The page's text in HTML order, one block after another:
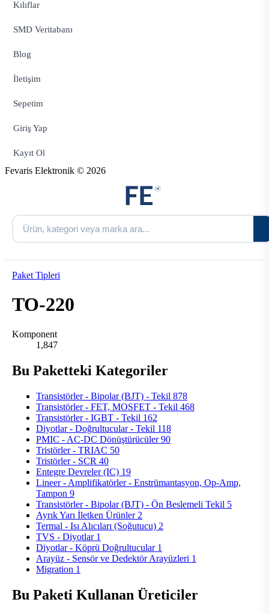
Kılıflar
SMD Veritabanı
Blog
İletişim
Sepetim
Giriş Yap
Kayıt Ol
Fevaris Elektronik © 2026
Paket Tipleri
TO-220
Komponent
1,847
Bu Paketteki Kategoriler
Transistörler - Bipolar (BJT) - Tekil 878
Transistörler - FET, MOSFET - Tekil 468
Transistörler - IGBT - Tekil 162
Diyotlar - Doğrultucular - Tekil 118
PMIC - AC-DC Dönüştürücüler90
Tristörler - TRIAC 50
Tristörler - SCR 40
Entegre Devreler (IC) 19
Lineer - Amplifikatörler - Enstrümantasyon, Op-Amp,
Tampon 9
Transistörler - Bipolar (BJT) - Ön Beslemeli Tekil 5
Ayrık Yarı İletken Ürünler 2
Termal - Isı Alıcıları (Soğutucu) 2
TVS - Diyotlar 1
Diyotlar - Köprü Doğrultucular 1
Arayüz - Sensör ve Dedektör Arayüzleri 1
Migration 1
Bu Paketi Kullanan Üreticiler